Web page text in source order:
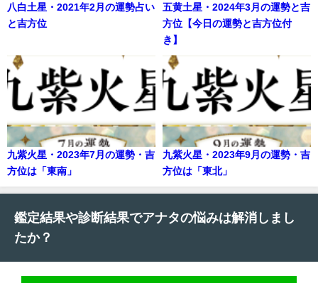
八白土星・2021年2月の運勢占い
と吉方位
五黄土星・2024年3月の運勢と吉
方位【今日の運勢と吉方位付
き】
九紫火星・2023年7月の運勢・吉
方位は「東南」
九紫火星・2023年9月の運勢・吉
方位は「東北」
鑑定結果や診断結果でアナタの悩みは解消しまし
たか？